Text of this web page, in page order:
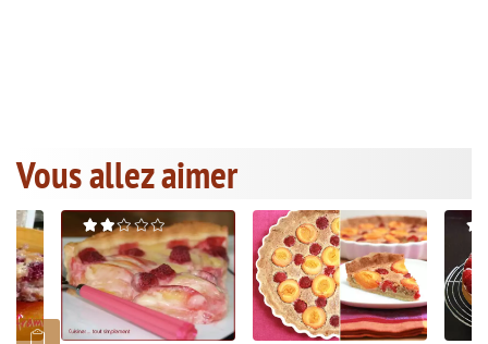
Vous allez aimer